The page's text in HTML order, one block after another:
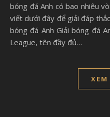
bóng đá Anh có bao nhiêu
viết dưới đây để giải đáp
bóng đá Anh Giải bóng đá
League, tên đầy đủ…
XEM